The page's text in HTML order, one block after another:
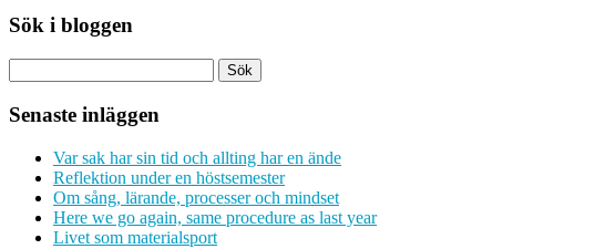
Sök i bloggen
Senaste inläggen
Var sak har sin tid och allting har en ände
Reflektion under en höstsemester
Om sång, lärande, processer och mindset
Here we go again, same procedure as last year
Livet som materialsport